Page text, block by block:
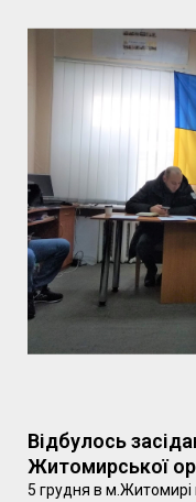
Відбулось
Житомирської
5 грудня в м.Житомирі